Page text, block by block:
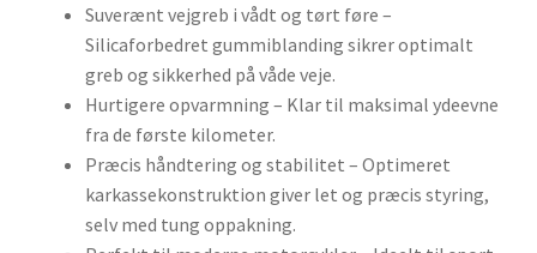
Suverænt vejgreb i vådt og tørt føre –
Silicaforbedret gummiblanding sikrer optimalt
greb og sikkerhed på våde veje.
Hurtigere opvarmning – Klar til maksimal ydeevne
fra de første kilometer.
Præcis håndtering og stabilitet – Optimeret
karkassekonstruktion giver let og præcis styring,
selv med tung oppakning.